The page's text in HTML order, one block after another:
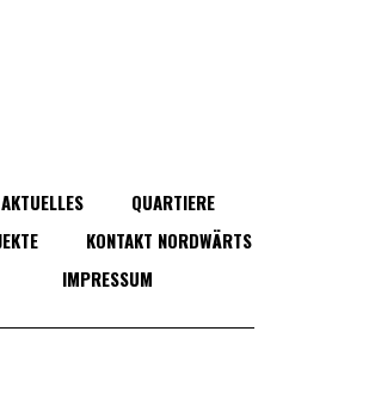
AKTUELLES
QUARTIERE
KONTAKT NORDWÄRTS
IMPRESSUM